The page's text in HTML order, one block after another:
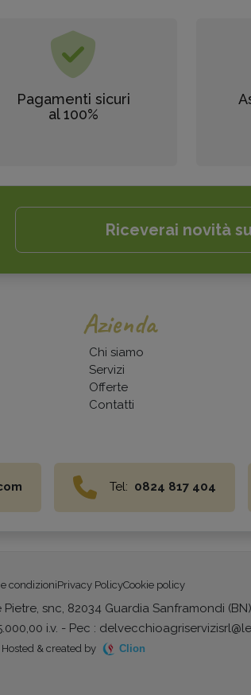
Pagamenti sicuri
al 100%
Riceverai novità
Azienda
Chi siamo
Servizi
Offerte
Contatti
Tel: 0824 817 404
condizioniPrivacy PolicyCookie policy
Pietre, snc, 82034 Guardia Sanframondi
i.v. - Pec :
Hosted & created by Clion